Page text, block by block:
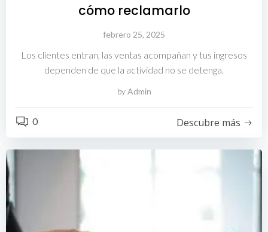
cómo reclamarlo
febrero 25, 2025
Los clientes entran, las ventas acompañan y tus ingresos
dependen de que la actividad no se detenga.
byAdmin
0 Descubre más